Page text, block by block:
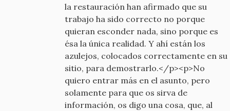
la restauración han afirmado que su
trabajo ha sido correcto no porque
quieran esconder nada, sino porque es
ésa la única realidad. Y ahí están los
azulejos, colocados correctamente en su
sitio, para demostrarlo.</p><p>No
quiero entrar más en el asunto, pero
solamente para que os sirva de
información, os digo una cosa, que, al